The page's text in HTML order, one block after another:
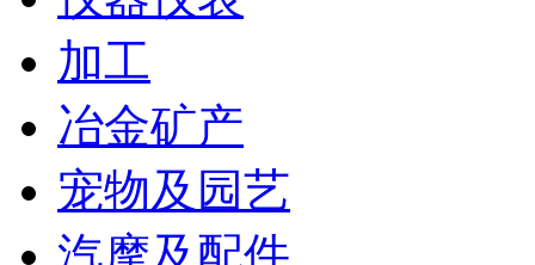
加工
冶金矿产
宠物及园艺
汽摩及配件